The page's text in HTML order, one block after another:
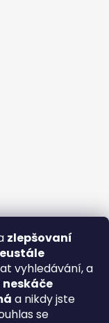
zlepšovaní
vyhledávání, a
neskáče
a nikdy jste
se